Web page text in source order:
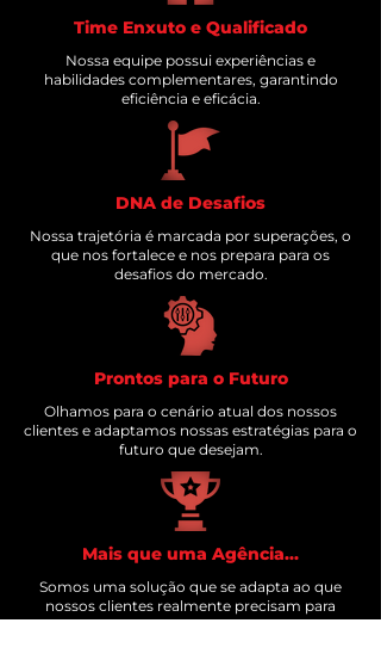
Time Enxuto e Qualificado
Nossa equipe possui experiências e
habilidades complementares, garantindo
eficiência e eficácia.
DNA de Desafios
Nossa trajetória é marcada por superações, o
que nos fortalece e nos prepara para os
desafios do mercado.
Prontos para o Futuro
Olhamos para o cenário atual dos nossos
clientes e adaptamos nossas estratégias para o
futuro que desejam.
Mais que uma Agência...
Somos uma solução que se adapta ao que
nossos clientes realmente precisam para
crescer e prosperar.